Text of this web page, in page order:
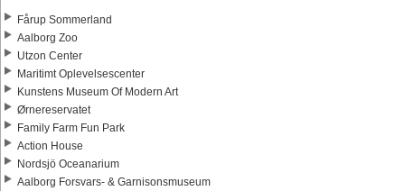
Fårup Sommerland
Aalborg Zoo
Utzon Center
Maritimt Oplevelsescenter
Kunstens Museum Of Modern Art
Ørnereservatet
Family Farm Fun Park
Action House
Nordsjö Oceanarium
Aalborg Forsvars- & Garnisonsmuseum